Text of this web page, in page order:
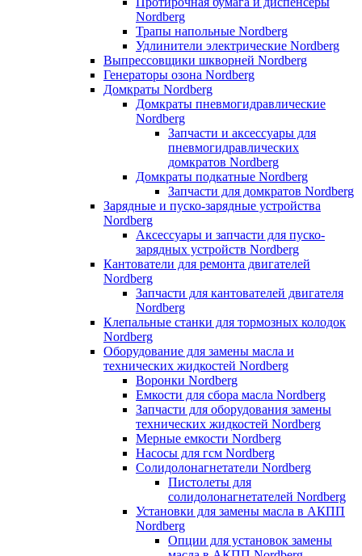
Nordberg
Трапы напольные Nordberg
Удлинители электрические Nordberg
Выпрессовщики шкворней Nordberg
Генераторы озона Nordberg
Домкраты Nordberg
Домкраты пневмогидравлические
Nordberg
Запчасти и аксессуары для
пневмогидравлических
домкратов Nordberg
Домкраты подкатные Nordberg
Запчасти для домкратов Nordberg
Зарядные и пуско-зарядные устройства
Nordberg
Аксессуары и запчасти для пуско-
зарядных устройств Nordberg
Кантователи для ремонта двигателей
Nordberg
Запчасти для кантователей двигателя
Nordberg
Клепальные станки для тормозных колодок
Nordberg
Оборудование для замены масла и
технических жидкостей Nordberg
Воронки Nordberg
Емкости для сбора масла Nordberg
Запчасти для оборудования замены
технических жидкостей Nordberg
Мерные емкости Nordberg
Насосы для гсм Nordberg
Солидолонагнетатели Nordberg
Пистолеты для
солидолонагнетателей Nordberg
Установки для замены масла в АКПП
Nordberg
Опции для установок замены